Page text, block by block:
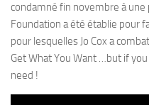
condamné fin novembre à une
Foundation a été établie pour
pour lesquelles Jo Cox a
Get What You Want …but if
need !